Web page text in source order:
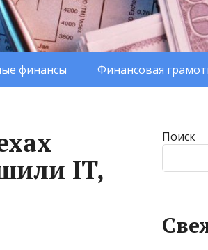
финансы Финансовая
IT,
Поиск